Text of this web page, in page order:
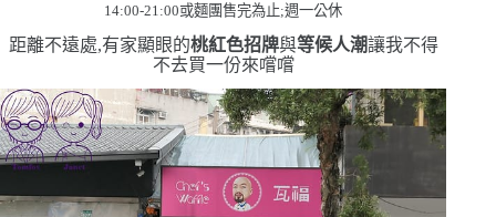
14:00-21:00或麵團售完為止;週一公休
距離不遠處,有家顯眼的桃紅色招牌與等候人潮讓我不得
不去買一份來嚐嚐